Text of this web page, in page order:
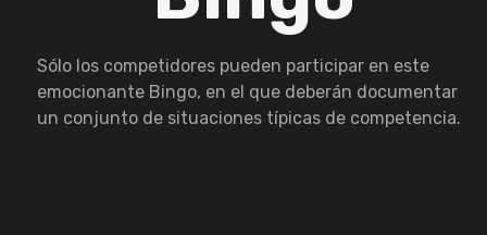
Sólo los competidores pueden participar en este
emocionante Bingo, en el que deberán documentar
un conjunto de situaciones típicas de competencia.